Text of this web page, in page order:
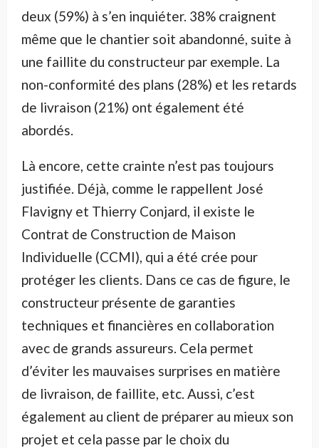
deux (59%) à s’en inquiéter. 38% craignent
même que le chantier soit abandonné, suite à
une faillite du constructeur par exemple. La
non-conformité des plans (28%) et les retards
de livraison (21%) ont également été
abordés.
Là encore, cette crainte n’est pas toujours
justifiée. Déjà, comme le rappellent José
Flavigny et Thierry Conjard, il existe le
Contrat de Construction de Maison
Individuelle (CCMI), qui a été crée pour
protéger les clients. Dans ce cas de figure, le
constructeur présente de garanties
techniques et financières en collaboration
avec de grands assureurs. Cela permet
d’éviter les mauvaises surprises en matière
de livraison, de faillite, etc. Aussi, c’est
également au client de préparer au mieux son
projet et cela passe par le choix du